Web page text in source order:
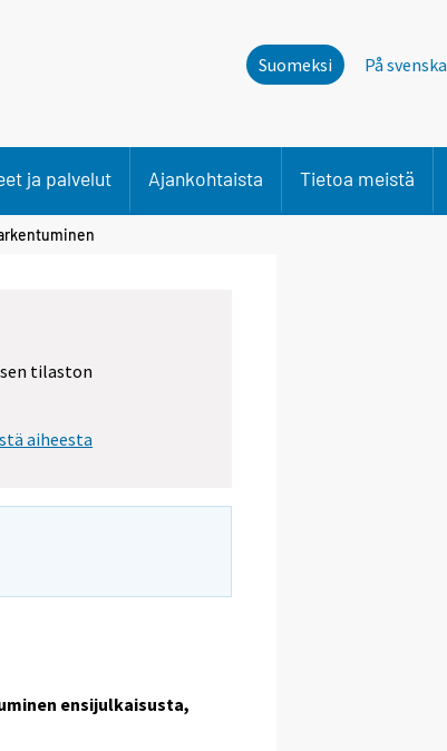
Suomeksi På svenska
ja palvelut Ajankohtaista Tietoa meistä
tilaston
aiheesta
ensijulkaisusta,